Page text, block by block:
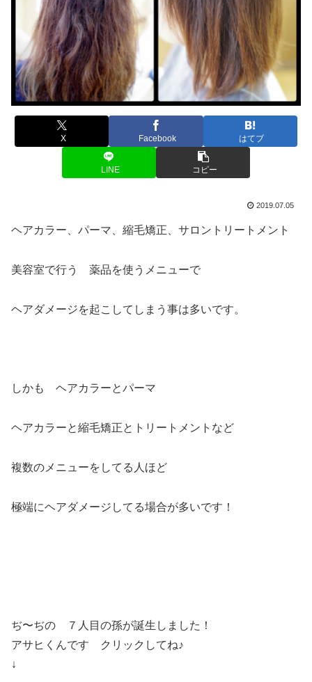
X Facebook はてブ
LINE コピー
2019.07.05
ヘアカラー、パーマ、縮毛矯正、サロントリートメント
美容室で行う 薬品を使うメニューで
ヘアダメージを起こしてしまう事は多いです。
しかも ヘアカラーとパーマ
ヘアカラーと縮毛矯正とトリートメントなど
複数のメニューをしてる人ほど
極端にヘアダメージしてる場合が多いです！
ぢ〜ぢの ７人目の孫が誕生しました！
アサヒくんです クリックしてね♪
↓